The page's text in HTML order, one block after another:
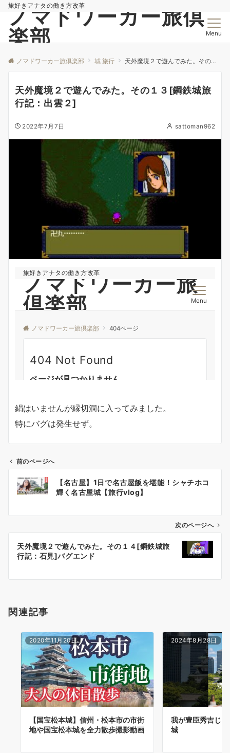
旅好きアナタの働き方改革
ノマドワーカー旅倶
楽部
Menu
ノマドワーカー旅倶楽部 城 旅行 天外魔境２で遊んでみた。その１３[鋼鉄城旅行記：出雲２]
天外魔境２で遊んでみた。その１３[鋼鉄城旅
行記：出雲２]
2022年7月7日 sattoman962
絹はいませんが縁切洞に入ってみました。
特にバグは発生せず。
ビ
ン
前のページへ
【名古屋】1日で名古屋飯を堪能！シャチホコ
輝く名古屋城【旅行vlog】
次のページへ
天外魔境２で遊んでみた。その１４[鋼鉄城旅
行記：石見]バグエンド
関連記事
2020年11月20日
【国宝松本城】信州・松本市の市街
地や国宝松本城を全力散歩撮影動画
2024年8月28日
我が豊臣秀吉じ
城